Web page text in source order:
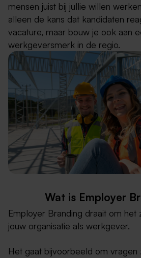
mensen juist bij jullie willen
alleen de kans dat kandidaten
vacature, maar bouw je ook aan
werkgeversmerk in de regio.
Wat is Employer
Employer Branding draait om het
jouw organisatie als werkgever.
Het gaat bijvoorbeeld om vragen